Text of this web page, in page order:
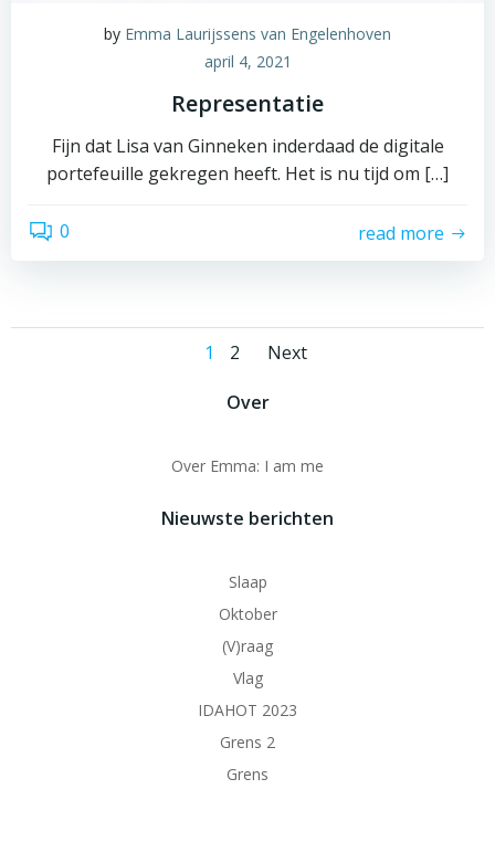
by Emma Laurijssens van Engelenhoven
april 4, 2021
Representatie
Fijn dat Lisa van Ginneken inderdaad de digitale
portefeuille gekregen heeft. Het is nu tijd om […]
0 read more
Posts
navigation
Page
1 Page
2
Posts
navigation
Next
Over
Over Emma: I am me
Nieuwste berichten
Slaap
Oktober
(V)raag
Vlag
IDAHOT 2023
Grens 2
Grens